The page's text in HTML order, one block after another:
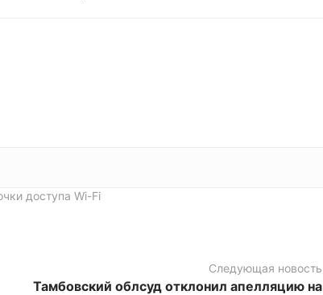
доступа Wi-Fi
Следующая новость
Тамбовский облсуд отклонил апелляцию на